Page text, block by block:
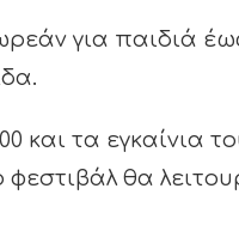
για παιδιά
και τα εγκαίνια
θα